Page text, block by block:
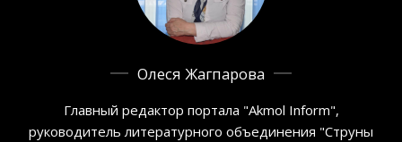
Олеся Жагпарова
Главный редактор портала "Akmol Inform",
руководитель литературного объединения "Струны